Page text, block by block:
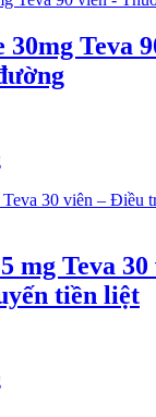
30mg Teva
mg Teva
tiền liệt